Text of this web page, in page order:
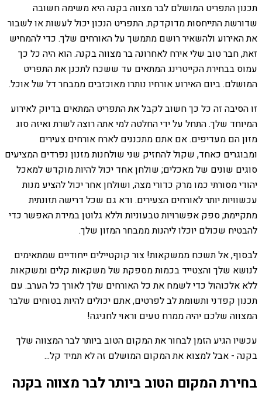
תכנון התפריט המושלם לבר מצווה בקנה היא משימה חשובה
שדורשת התייחסות מדוקדקת. התפריט הנכון יכול לעשות או לשבור
את האירוע ולהשאיר רושם מתמשך על האורחים שלך. כדי להמחיש
זאת, חבר טוב שלי אירח לאחרונה בר מצווה בקנה. הוא היה כל כך
עמוס בבחירת הקייטרינג המתאים עד ששכח לתכנן את התפריט
המושלם. ביום האירוע אורחיו נותרו מאוכזבים ממבחר דל של אוכל.
זו הסיבה זה כל כך חשוב לקבל את התפריט המתאים בדיוק לאירוע
המיוחד שלך. התחל על ידי החלטה למי אתה רוצה לשרת ואיזה סוג
מזון הם מעדיפים. אם אתם מתכננים לארח אורחים צעירים
ומבוגרים כאחד, שקול להחזיק שני שולחנות מזנון נפרדים המציעים
סוגים שונים של מאכלים; שולחן אחד יכול להיות מוקדש למאכל
יהודי מסורתי כמו מרק כדורי מצה, ושולחן אחר יכול להציע מנות
עכשוויות יותר לאורחים הצעירים. ודא גם שכל דרישה תזונתית
מתקיימת; ספק אפשרויות טבעוניות וללא גלוטן במידת האפשר כדי
להבטיח שכולם יוכלו ליהנות ממבחר המזון שלך.
לבסוף, אל תשכח ממשקאות! צור קוקטיילים ייחודיים שמתאימים
לנושא שלך והצטייד בכמות מספקת של משקאות קלים ומשקאות
ללא אלכוהול כדי לשמח את כל האורחים שלך לאורך כל הערב. עם
תכנון קפדני ותשומת לב לפרטים, אתם יכולים להיות בטוחים שלבר
המצווה שלכם יהיה ממרח טעים וראוי לחגיגה!
עכשיו הגיע הזמן לבחור את המקום הטוב ביותר לבר המצווה שלך
בקנה - אבל למצוא את המקום המושלם זה לא תמיד קל...
בחירת המקום הטוב ביותר לבר מצווה בקנה